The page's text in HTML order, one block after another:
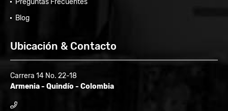
Blog
Ubicación & Contacto
Carrera 14 No. 22-18
Armenia - Quindío - Colombia